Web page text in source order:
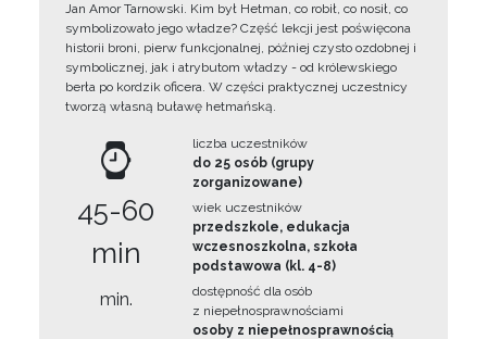
Jan Amor Tarnowski. Kim był Hetman, co robił, co nosił, co
symbolizowało jego władze? Część lekcji jest poświęcona
historii broni, pierw funkcjonalnej, później czysto ozdobnej i
symbolicznej, jak i atrybutom władzy - od królewskiego
berła po kordzik oficera. W części praktycznej uczestnicy
tworzą własną buławę hetmańską.
45-60
min
min.
liczba uczestników
do 25 osób (grupy
zorganizowane)
wiek uczestników
przedszkole, edukacja
wczesnoszkolna, szkoła
podstawowa (kl. 4-8)
dostępność dla osób
z niepełnosprawnościami
osoby z niepełnosprawnością